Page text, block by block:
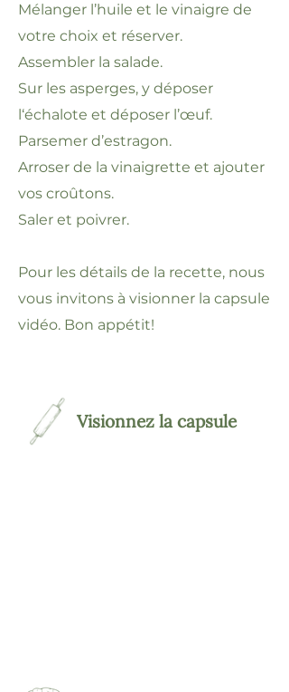
Mélanger l’huile et le vinaigre de
votre choix et réserver.
Assembler la salade.
Sur les asperges, y déposer
l‘échalote et déposer l’œuf.
Parsemer d’estragon.
Arroser de la vinaigrette et ajouter
vos croûtons.
Saler et poivrer.
Pour les détails de la recette, nous
vous invitons à visionner la capsule
vidéo. Bon appétit!
Visionnez la capsule